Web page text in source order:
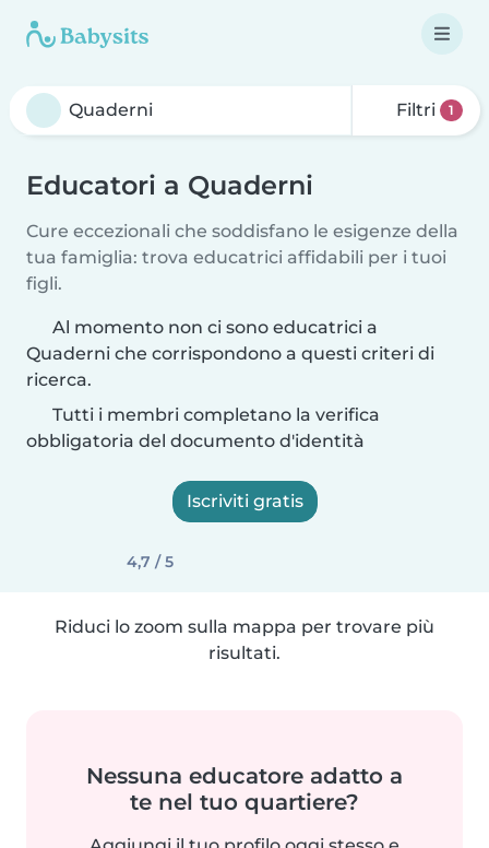
Filtri 1
Educatori a Quaderni
Cure eccezionali che soddisfano le esigenze della
tua famiglia: trova educatrici affidabili per i tuoi
figli.
Al momento non ci sono educatrici a
Quaderni che corrispondono a questi criteri di
ricerca.
Tutti i membri completano la verifica
obbligatoria del documento d'identità
Iscriviti gratis
4,7 / 5
Riduci lo zoom sulla mappa per trovare più
risultati.
Nessuna educatore adatto a
te nel tuo quartiere?